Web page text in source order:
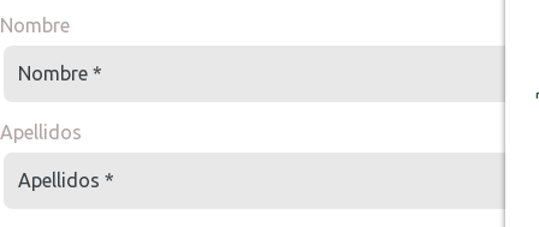
Nombre
Apellidos